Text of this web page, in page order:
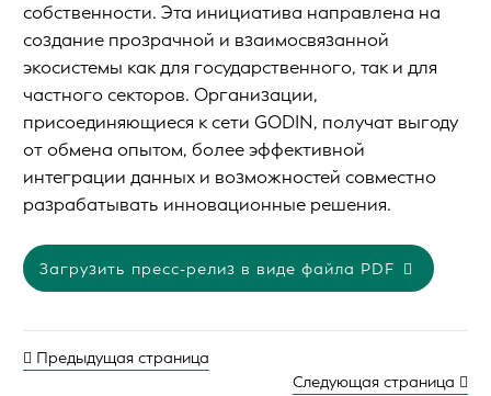
собственности. Эта инициатива направлена на
создание прозрачной и взаимосвязанной
экосистемы как для государственного, так и для
частного секторов. Организации,
присоединяющиеся к сети GODIN, получат выгоду
от обмена опытом, более эффективной
интеграции данных и возможностей совместно
разрабатывать инновационные решения.
Загрузить пресс-релиз в виде файла PDF
Предыдущая страница
Следующая страница